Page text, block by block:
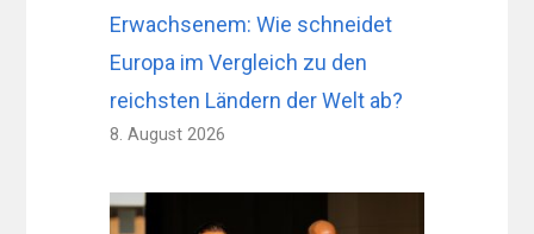
Erwachsenem: Wie schneidet
Europa im Vergleich zu den
reichsten Ländern der Welt ab?
8. August 2026